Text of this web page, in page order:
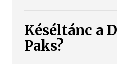
Késéltánc a
Paks?